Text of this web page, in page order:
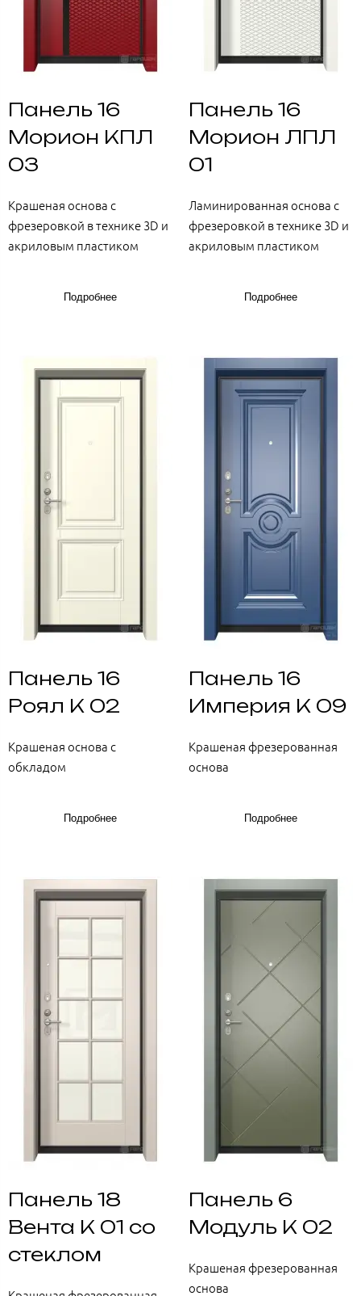
Панель 16
Морион КПЛ
03
Крашеная основа с
фрезеровкой в технике 3D и
акриловым пластиком
Подробнее
Панель 16
Морион ЛПЛ
01
Ламинированная основа с
фрезеровкой в технике 3D и
акриловым пластиком
Подробнее
Панель 16
Роял К 02
Крашеная основа с
обкладом
Подробнее
Панель 16
Империя К 09
Крашеная фрезерованная
основа
Подробнее
Панель 18
Вента К 01 со
стеклом
Панель 6
Модуль К 02
Крашеная фрезерованная
основа